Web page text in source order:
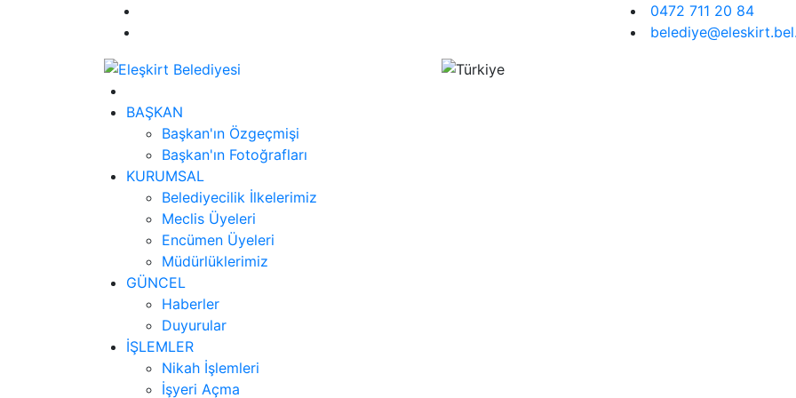
0472 711 20 84
BAŞKAN
Başkan'ın Özgeçmişi
Başkan'ın Fotoğrafları
KURUMSAL
Belediyecilik İlkelerimiz
Meclis Üyeleri
Encümen Üyeleri
Müdürlüklerimiz
GÜNCEL
Haberler
Duyurular
İŞLEMLER
Nikah İşlemleri
İşyeri Açma